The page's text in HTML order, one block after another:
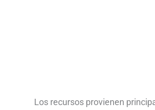
Los recursos provienen